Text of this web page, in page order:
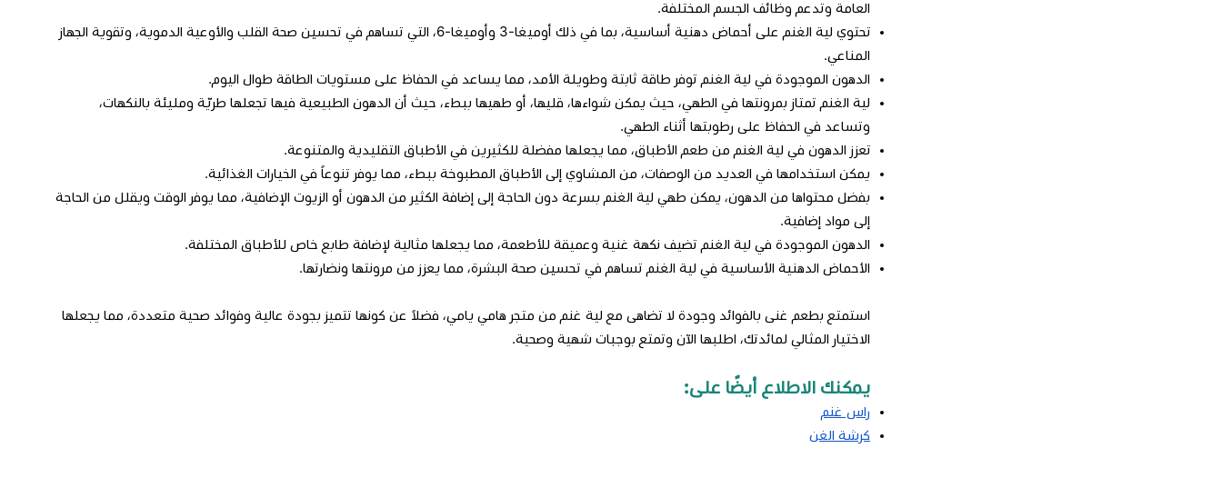
العامة وتدعم وظائف الجسم المختلفة.
تحتوي لية الغنم على أحماض دهنية أساسية، بما في ذلك أوميغا-3 وأوميغا-6، التي تساهم في تحسين صحة القلب والأوعية الدموية، وتقوية الجهاز
المناعي.
الدهون الموجودة في لية الغنم توفر طاقة ثابتة وطويلة الأمد، مما يساعد في الحفاظ على مستويات الطاقة طوال اليوم.
لية الغنم تمتاز بمرونتها في الطهي، حيث يمكن شواءها، قليها، أو طهيها ببطء، حيث أن الدهون الطبيعية فيها تجعلها طريّة ومليئة بالنكهات،
وتساعد في الحفاظ على رطوبتها أثناء الطهي.
تعزز الدهون في لية الغنم من طعم الأطباق، مما يجعلها مفضلة للكثيرين في الأطباق التقليدية والمتنوعة.
يمكن استخدامها في العديد من الوصفات، من المشاوي إلى الأطباق المطبوخة ببطء، مما يوفر تنوعاً في الخيارات الغذائية.
بفضل محتواها من الدهون، يمكن طهي لية الغنم بسرعة دون الحاجة إلى إضافة الكثير من الدهون أو الزيوت الإضافية، مما يوفر الوقت ويقلل من الحاجة
إلى مواد إضافية.
الدهون الموجودة في لية الغنم تضيف نكهة غنية وعميقة للأطعمة، مما يجعلها مثالية لإضافة طابع خاص للأطباق المختلفة.
الأحماض الدهنية الأساسية في لية الغنم تساهم في تحسين صحة البشرة، مما يعزز من مرونتها ونضارتها.
استمتع بطعم غنى بالفوائد وجودة لا تضاهى مع لية غنم من متجر هامي يامي، فضلاً عن كونها تتميز بجودة عالية وفوائد صحية متعددة، مما يجعلها
الاختيار المثالي لمائدتك، اطلبها الآن وتمتع بوجبات شهية وصحية.
يمكنك الاطلاع أيضًا على:
راس غنم
كرشة الغن